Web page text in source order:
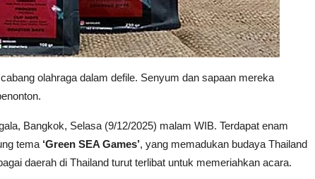
olahraga dalam defile. Senyum dan sapaan mereka
Bangkok, Selasa (9/12/2025) malam WIB. Terdapat enam
tema ‘Green SEA Games’, yang memadukan budaya Thailand
daerah di Thailand turut terlibat untuk memeriahkan acara.